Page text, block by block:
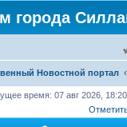
города
Новостной портал
время: 07 авг 2026, 18:20